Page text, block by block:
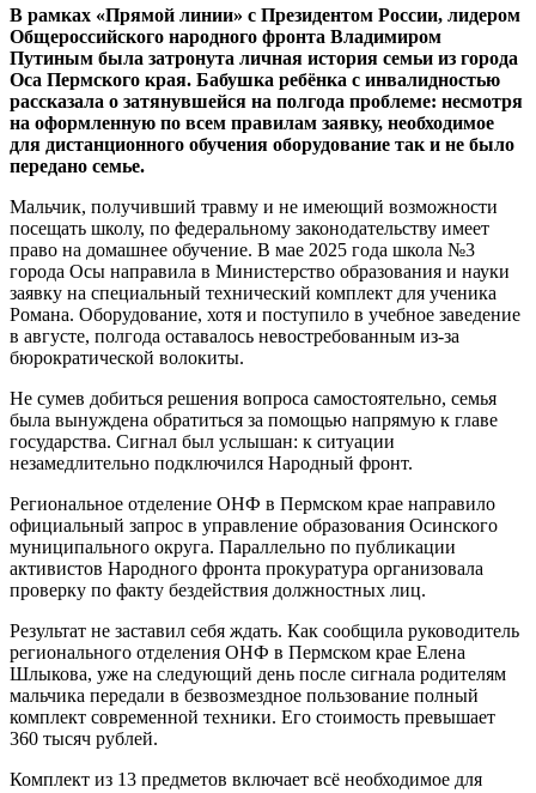
В рамках «Прямой линии» с Президентом России, лидером
Общероссийского народного фронта Владимиром
Путиным была затронута личная история семьи из города
Оса Пермского края. Бабушка ребёнка с инвалидностью
рассказала о затянувшейся на полгода проблеме: несмотря
на оформленную по всем правилам заявку, необходимое
для дистанционного обучения оборудование так и не было
передано семье.
Мальчик, получивший травму и не имеющий возможности
посещать школу, по федеральному законодательству имеет
право на домашнее обучение. В мае 2025 года школа №3
города Осы направила в Министерство образования и науки
заявку на специальный технический комплект для ученика
Романа. Оборудование, хотя и поступило в учебное заведение
в августе, полгода оставалось невостребованным из-за
бюрократической волокиты.
Не сумев добиться решения вопроса самостоятельно, семья
была вынуждена обратиться за помощью напрямую к главе
государства. Сигнал был услышан: к ситуации
незамедлительно подключился Народный фронт.
Региональное отделение ОНФ в Пермском крае направило
официальный запрос в управление образования Осинского
муниципального округа. Параллельно по публикации
активистов Народного фронта прокуратура организовала
проверку по факту бездействия должностных лиц.
Результат не заставил себя ждать. Как сообщила руководитель
регионального отделения ОНФ в Пермском крае Елена
Шлыкова, уже на следующий день после сигнала родителям
мальчика передали в безвозмездное пользование полный
комплект современной техники. Его стоимость превышает
360 тысяч рублей.
Комплект из 13 предметов включает всё необходимое для